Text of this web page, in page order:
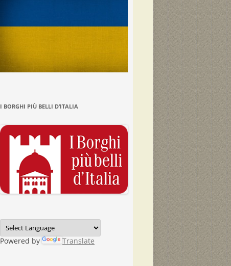
I BORGHI PIÙ BELLI D’ITALIA
Powered by Translate